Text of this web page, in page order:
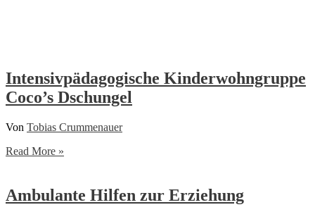
Intensivpädagogische Kinderwohngruppe
Coco’s Dschungel
Von Tobias Crummenauer
Intensivpädagogische
Dschungel
Read More »
Ambulante Hilfen zur Erziehung